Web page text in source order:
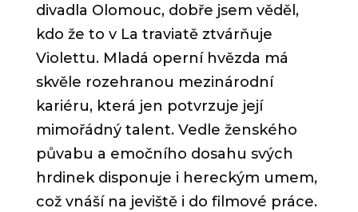
divadla Olomouc, dobře jsem věděl,
kdo že to v La traviatě ztvárňuje
Violettu. Mladá operní hvězda má
skvěle rozehranou mezinárodní
kariéru, která jen potvrzuje její
mimořádný talent. Vedle ženského
půvabu a emočního dosahu svých
hrdinek disponuje i hereckým umem,
což vnáší na jeviště i do filmové práce.